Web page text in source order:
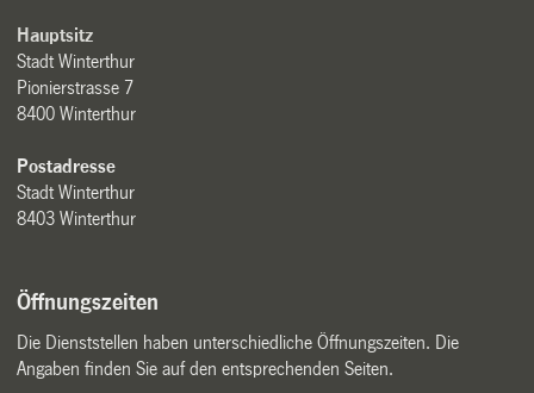
Hauptsitz
Stadt Winterthur
Pionierstrasse 7
8400 Winterthur
Postadresse
Stadt Winterthur
8403 Winterthur
Öffnungszeiten
Die Dienststellen haben unterschiedliche Öffnungszeiten. Die
Angaben finden Sie auf den entsprechenden Seiten.